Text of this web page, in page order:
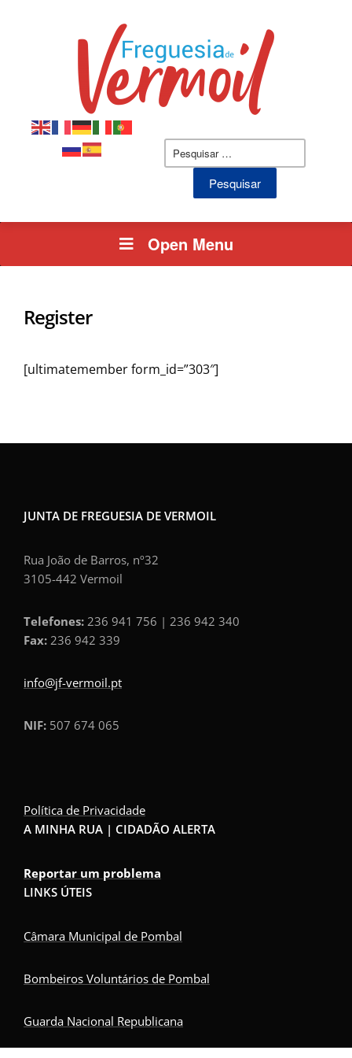
Pesquisar
Open Menu
Register
[ultimatemember form_id=”303″]
JUNTA DE FREGUESIA DE VERMOIL
Rua João de Barros, nº32
3105-442 Vermoil
Telefones: 236 941 756 | 236 942 340
Fax: 236 942 339
info@jf-vermoil.pt
NIF: 507 674 065
Política de Privacidade
A MINHA RUA | CIDADÃO ALERTA
Reportar um problema
LINKS ÚTEIS
Câmara Municipal de Pombal
Bombeiros Voluntários de Pombal
Guarda Nacional Republicana